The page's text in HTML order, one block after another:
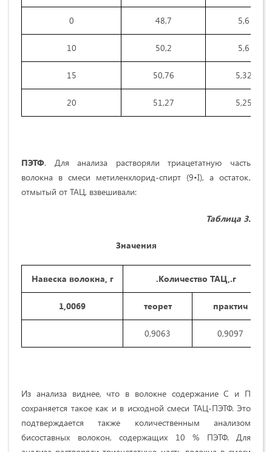
0 48,7 5,6
10 50,2 5,6
15 50,76 5,32
20 51,27 5,25
ПЭТФ. Для анализа растворяли триацетатную часть
волокна в смеси метиленхлорид-спирт (9•I), а остаток,
отмытый от ТАЦ, взвешивали:
Таблица 3.
Значения
Навеска волокна, г .Количество ТАЦ,.г
1,0069 теорет практич
0,9063 0,9097
Из анализа виднее, что в волокне содержание С и П
сохраняется такое как и в исходной смеси ТАЦ-ПЭТФ. Это
подтверждается также количественным анализом
бисоставных волокон, содержащих 10 % ПЭТФ. Для